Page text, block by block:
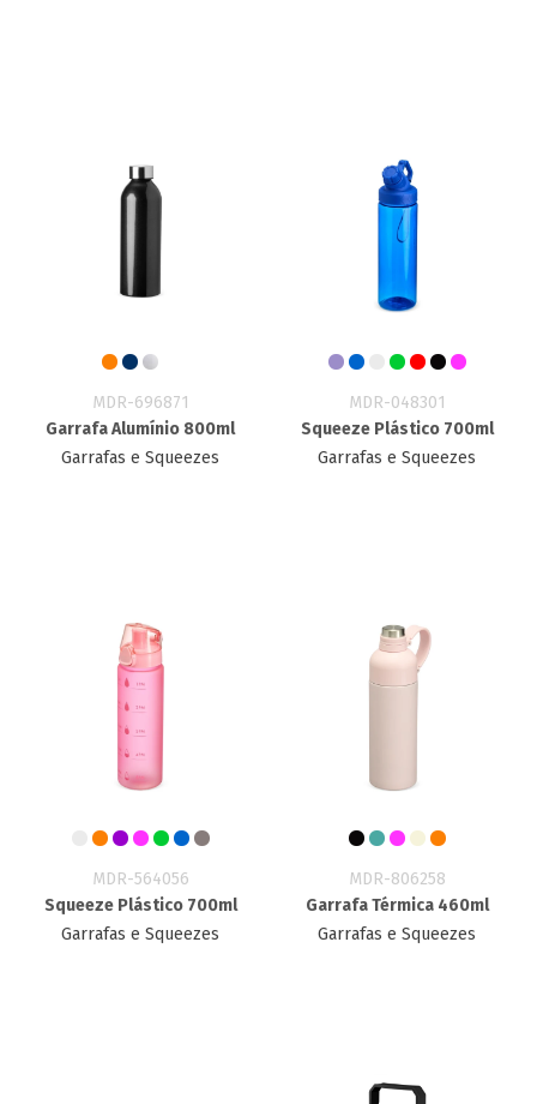
MDR-696871
Garrafa Alumínio 800ml
Garrafas e Squeezes
MDR-048301
Squeeze Plástico 700ml
Garrafas e Squeezes
MDR-564056
Squeeze Plástico 700ml
Garrafas e Squeezes
MDR-806258
Garrafa Térmica 460ml
Garrafas e Squeezes